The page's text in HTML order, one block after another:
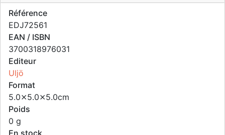
Référence
EDJ72561
EAN / ISBN
3700318976031
Editeur
Uljö
Format
5.0⨯5.0⨯5.0cm
Poids
0 g
En stock